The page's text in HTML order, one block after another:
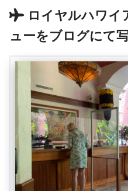
ロイヤルハワイ
ューをブログにて